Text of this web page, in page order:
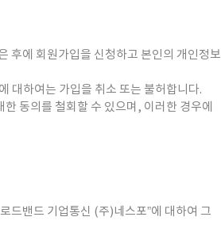
후에 회원가입을 신청하고 본인의 개인정보
대하여는 가입을 취소 또는 불허합니다.
동의를 철회할 수 있으며, 이러한 경우에
드밴드 기업통신 (주)네스포”에 대하여 그